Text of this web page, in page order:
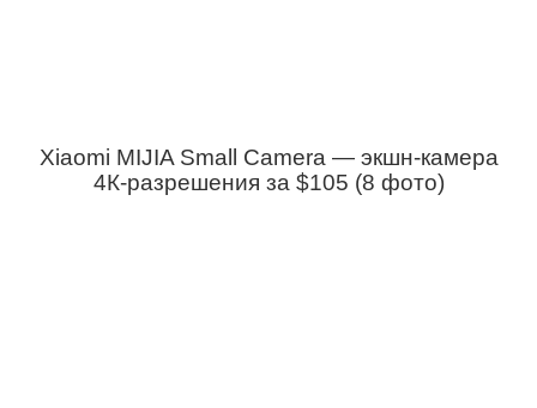
Xiaomi MIJIA Small Camera — экшн-камера
4К-разрешения за $105 (8 фото)